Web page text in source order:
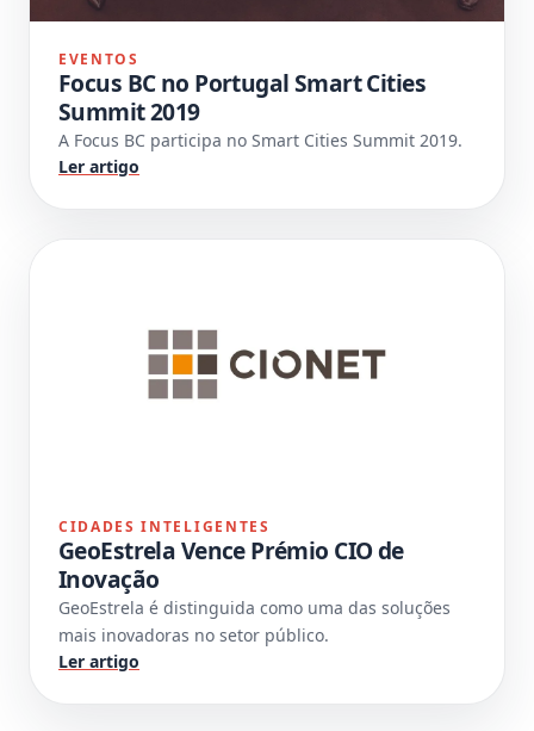
EVENTOS
Focus BC no Portugal Smart Cities
Summit 2019
A Focus BC participa no Smart Cities Summit 2019.
Ler artigo
CIDADES INTELIGENTES
GeoEstrela Vence Prémio CIO de
Inovação
GeoEstrela é distinguida como uma das soluções
mais inovadoras no setor público.
Ler artigo